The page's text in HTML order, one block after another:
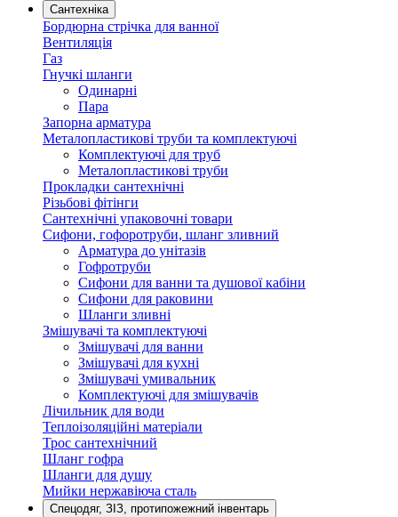
Сантехніка
Бордюрна стрічка для ванної
Вентиляція
Газ
Гнучкі шланги
Одинарні
Пара
Запорна арматура
Металопластикові труби та комплектуючі
Комплектуючі для труб
Металопластикові труби
Прокладки сантехнічні
Різьбові фітінги
Сантехнічні упаковочні товари
Сифони, гофоротруби, шланг зливний
Арматура до унітазів
Гофротруби
Сифони для ванни та душової кабіни
Сифони для раковини
Шланги зливні
Змішувачі та комплектуючі
Змішувачі для ванни
Змішувачі для кухні
Змішувачі умивальник
Комплектуючі для змішувачів
Лічильник для води
Теплоізоляційні матеріали
Трос сантехнічний
Шланг гофра
Шланги для душу
Мийки нержавіюча сталь
Спецодяг, ЗІЗ, протипожежний інвентарь